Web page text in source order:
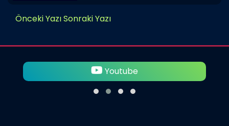
Önceki YazıSonraki Yazı
Youtube